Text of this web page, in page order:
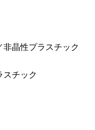
晶性プラスチック
チック